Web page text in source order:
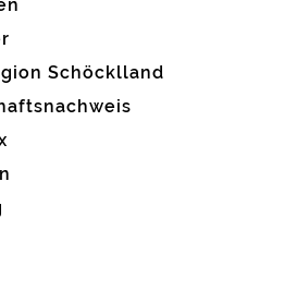
Schöcklland